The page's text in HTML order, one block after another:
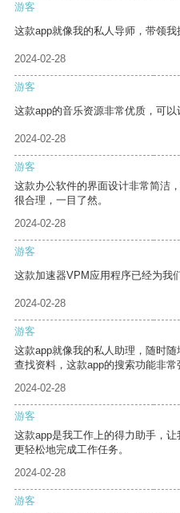
游客
这款app就像我的私人导师，带领我
2024-02-28
游客
这款app的音乐资源非常优质，可以
2024-02-28
游客
这款办公软件的界面设计非常简洁
很合理，一目了然。
2024-02-28
游客
这款加速器VPM应用程序已经为我
2024-02-28
游客
这款app就像我的私人助理，随时
查找资料，这款app的搜索功能非常
2024-02-28
游客
这款app是我工作上的得力助手，
更轻松地完成工作任务。
2024-02-28
游客